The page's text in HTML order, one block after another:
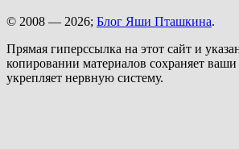
© 2008 — 2026; Блог Яши Пташкина.
Прямая гиперссылка на этот сайт и
копировании материалов сохраняет
укрепляет нервную систему.